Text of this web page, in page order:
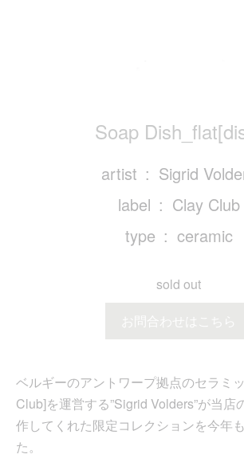
Soap
artist
Sigrid
label
Clay Club
type
ceramic
sold out
お問合わせはこちら
ベルギーのアントワープ拠点のセラミ
Club]を運営する”Sigrid Volders”が当店
作してくれた限定コレクションを今年
た。